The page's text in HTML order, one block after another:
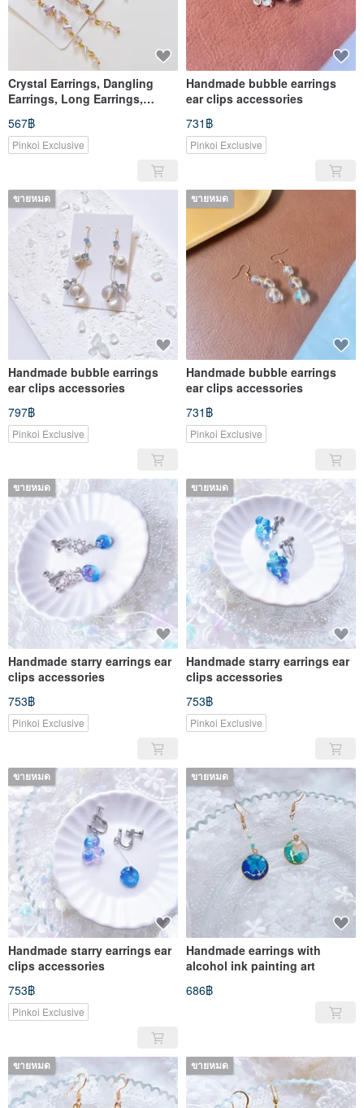
Crystal Earrings, Dangling
Earrings, Long Earrings,
Wedding, Photoshoot,
Banquet, Elegant, Clip-on,
Stud Earrings
567฿
Pinkoi Exclusive
Handmade bubble earrings
ear clips accessories
731฿
Pinkoi Exclusive
ขายหมด
Handmade bubble earrings
ear clips accessories
797฿
Pinkoi Exclusive
ขายหมด
Handmade bubble earrings
ear clips accessories
731฿
Pinkoi Exclusive
ขายหมด
Handmade starry earrings ear
clips accessories
753฿
Pinkoi Exclusive
ขายหมด
Handmade starry earrings ear
clips accessories
753฿
Pinkoi Exclusive
ขายหมด
Handmade starry earrings ear
clips accessories
753฿
Pinkoi Exclusive
ขายหมด
Handmade earrings with
alcohol ink painting art
686฿
ขายหมด ขายหมด